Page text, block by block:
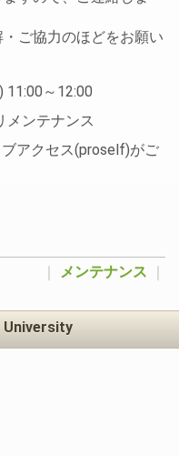
ご協力のほどをお願い
11:00～12:00
メンテナンス
アクセス(proself)がご
メンテナンス
University